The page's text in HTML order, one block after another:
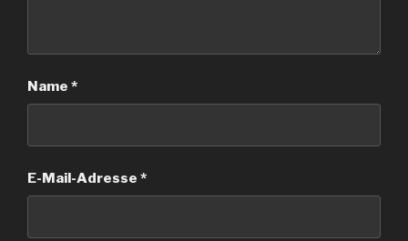
Name *
E-Mail-Adresse *